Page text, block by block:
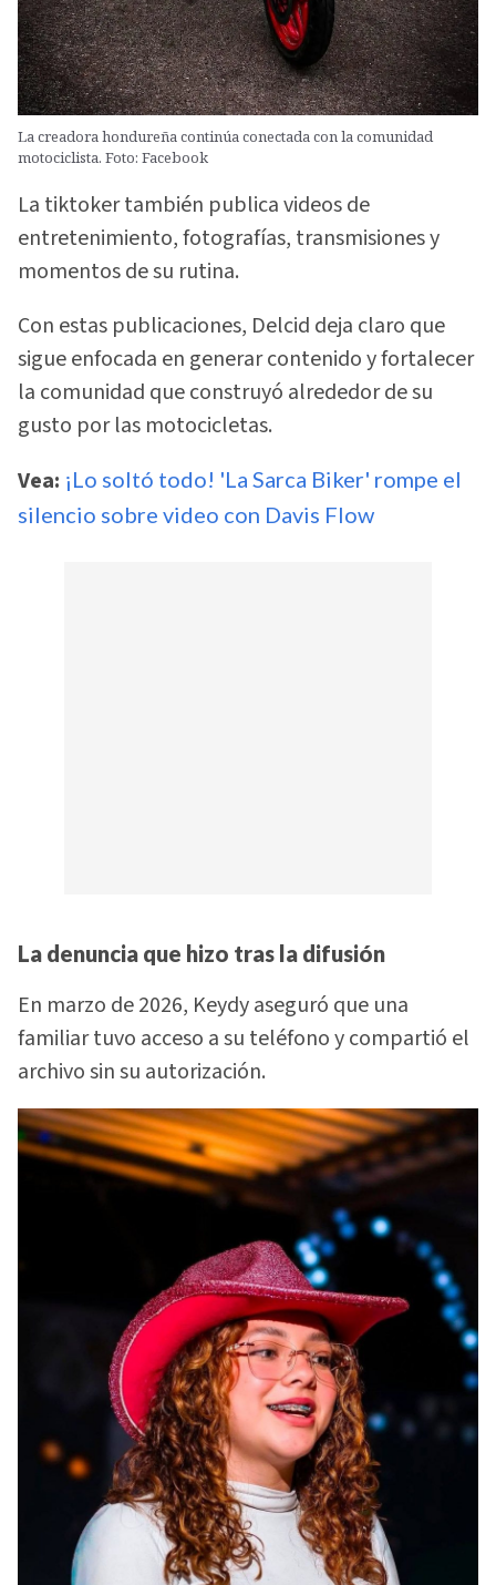
La creadora hondureña continúa conectada con la comunidad
motociclista. Foto: Facebook
La tiktoker también publica videos de
entretenimiento, fotografías, transmisiones y
momentos de su rutina.
Con estas publicaciones, Delcid deja claro que
sigue enfocada en generar contenido y fortalecer
la comunidad que construyó alrededor de su
gusto por las motocicletas.
Vea: ¡Lo soltó todo! 'La Sarca Biker' rompe el
silencio sobre video con Davis Flow
La denuncia que hizo tras la difusión
En marzo de 2026, Keydy aseguró que una
familiar tuvo acceso a su teléfono y compartió el
archivo sin su autorización.